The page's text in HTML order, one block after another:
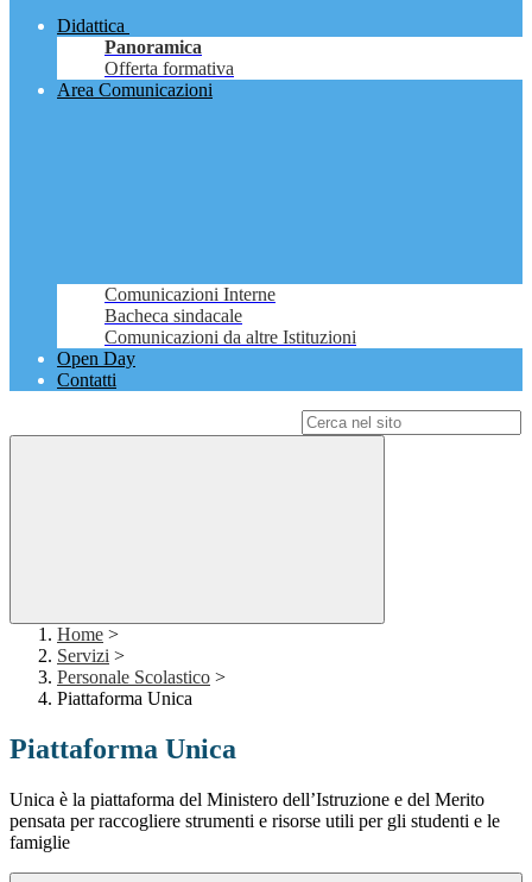
Didattica
Panoramica
Offerta formativa
Area Comunicazioni
Comunicazioni Interne
Bacheca sindacale
Comunicazioni da altre Istituzioni
Open Day
Contatti
Home >
Servizi >
Personale Scolastico >
Piattaforma Unica
Piattaforma Unica
Unica è la piattaforma del Ministero dell’Istruzione e del Merito
pensata per raccogliere strumenti e risorse utili per gli studenti e le
famiglie